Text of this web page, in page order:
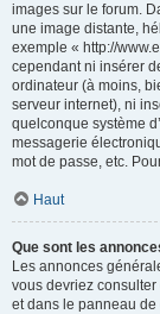
images sur le forum.
une image distante,
exemple « http://
cependant ni insérer
ordinateur (à moins,
serveur internet), ni
quelconque système
messagerie
mot de passe, etc.
Haut
Que sont les
Les annonces
vous devriez
et dans le panneau de